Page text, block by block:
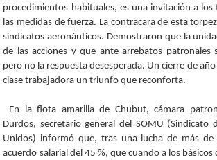
procedimientos habituales, es una invitación a
las medidas de fuerza. La contracara de esta
sindicatos aeronáuticos. Demostraron que la
de las acciones y que ante arrebatos patronales
pero no la respuesta desesperada. Un cierre de
clase trabajadora un triunfo que reconforta.
En la flota amarilla de Chubut, cámara
Durdos, secretario general del SOMU (Sindicato
Unidos) informó que, tras una lucha de más
acuerdo salarial del 45 %, que cuando a los